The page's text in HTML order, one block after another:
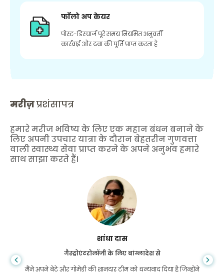
फॉलो अप केयर
पोस्ट-डिस्चार्ज पूरे समय नियमित अनुवर्ती
कार्रवाई और दवा की पूर्ति प्राप्त करता है
मरीज़प्रशंसापत्र
हमारे मरीज भविष्य के लिए एक महान बंधन बनाने के
लिए अपनी उपचार यात्रा के दौरान बेहतरीन गुणवत्ता
वाली स्वास्थ्य सेवा प्राप्त करने के अपने अनुभव हमारे
साथ साझा करते हैं।
शांधा दास
गैस्ट्रोएंटरोलॉजी के लिए बांग्लादेश से
मैंने अपने बेटे और गोमेडी की शानदार टीम को धन्यवाद दिया है जिन्होंने